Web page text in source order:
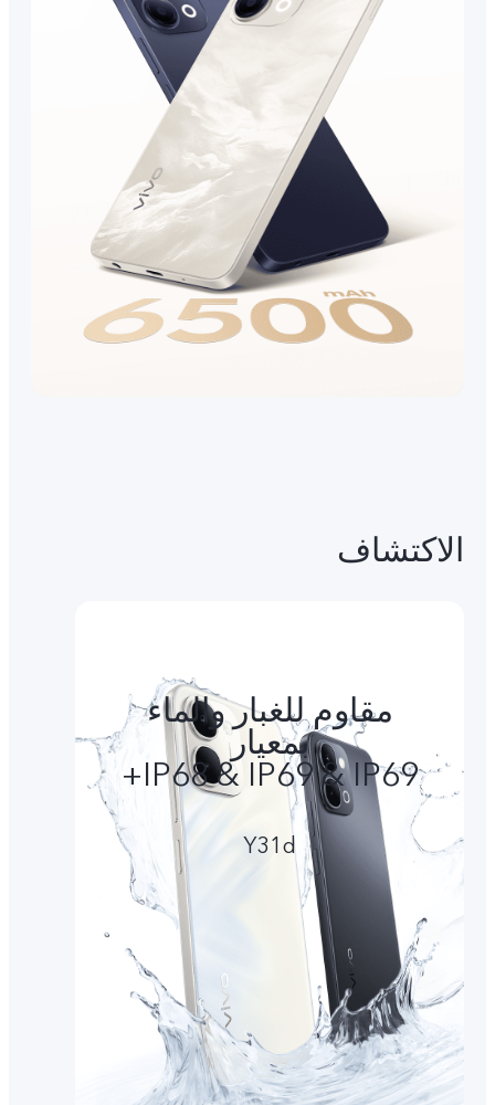
الاكتشاف
مقاوم للغبار والماء
بمعيار
IP68 & IP69 & IP69+
Y31d